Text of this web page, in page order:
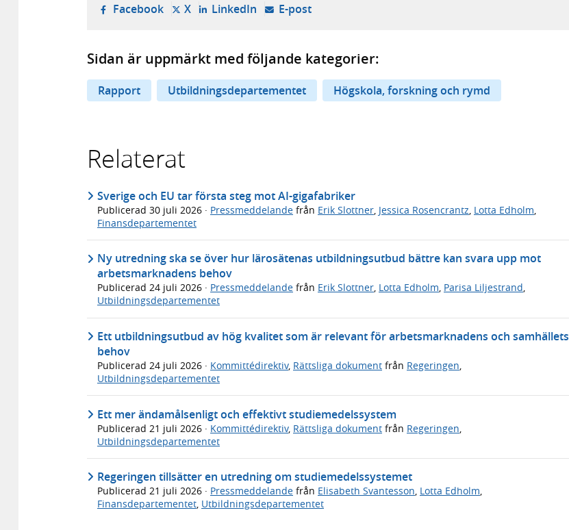
Facebook- öppnas i ny flik, extern webbplats,
X- öppnas i ny flik, extern webbplats,
LinkedIn- öppnas i ny flik, extern webbplats,
E-post- öppnar din e-postklient,
Sidan är uppmärkt med följande kategorier:
Rapport Utbildningsdepartementet Högskola, forskning och rymd
Relaterat
Sverige och EU tar första steg mot AI-gigafabriker
Publicerad 30 juli 2026 · Pressmeddelande från Erik Slottner Jessica Rosencrantz Lotta Edholm
Finansdepartementet
Ny utredning ska se över hur lärosätenas utbildningsutbud bättre kan svara upp mot
arbetsmarknadens behov
Publicerad 24 juli 2026 · Pressmeddelande från Erik Slottner, Lotta Edholm, Parisa Liljestrand,
Utbildningsdepartementet
Ett utbildningsutbud av hög kvalitet som är relevant för arbetsmarknadens och samhällets
behov
Publicerad 24 juli 2026 · Kommittédirektiv, Rättsliga dokument från Regeringen,
Utbildningsdepartementet
Ett mer ändamålsenligt och effektivt studiemedelssystem
Publicerad 21 juli 2026 · Kommittédirektiv, Rättsliga dokument från Regeringen
Utbildningsdepartementet
Regeringen tillsätter en utredning om studiemedelssystemet
Publicerad 21 juli 2026 · Pressmeddelande från Elisabeth Svantesson, Lotta Edholm,
Finansdepartementet, Utbildningsdepartementet